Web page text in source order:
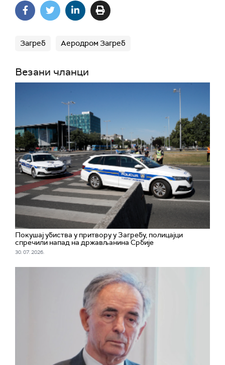
Загреб Аеродром Загреб
Везани чланци
Покушај убиства у притвору у Загребу, полицајци
спречили напад на држављанина Србије
30. 07. 2026.